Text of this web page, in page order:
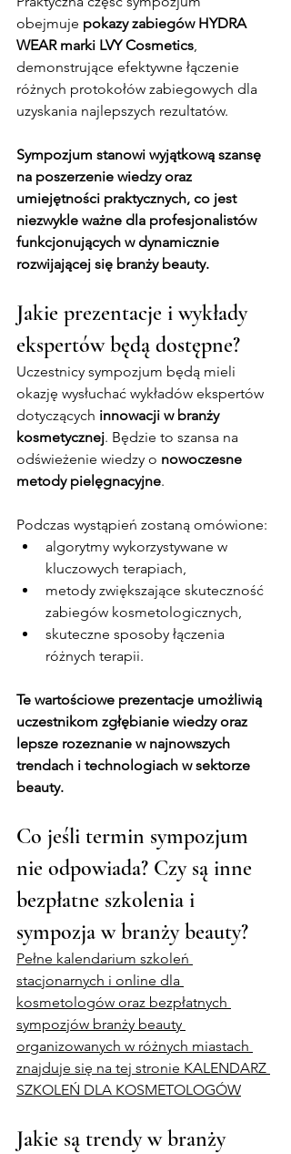
obejmuje pokazy zabiegów HYDRA
WEAR marki LVY Cosmetics,
demonstrujące efektywne łączenie
różnych protokołów zabiegowych dla
uzyskania najlepszych rezultatów.
Sympozjum stanowi wyjątkową szansę
na poszerzenie wiedzy oraz
umiejętności praktycznych, co jest
niezwykle ważne dla profesjonalistów
funkcjonujących w dynamicznie
rozwijającej się branży beauty.
Jakie prezentacje i wykłady
ekspertów będą dostępne?
Uczestnicy sympozjum będą mieli
okazję wysłuchać wykładów ekspertów
dotyczących innowacji w branży
kosmetycznej. Będzie to szansa na
odświeżenie wiedzy o nowoczesne
metody pielęgnacyjne.
Podczas wystąpień zostaną omówione:
algorytmy wykorzystywane w
kluczowych terapiach,
metody zwiększające skuteczność
zabiegów kosmetologicznych,
skuteczne sposoby łączenia
różnych terapii.
Te wartościowe prezentacje umożliwią
uczestnikom zgłębianie wiedzy oraz
lepsze rozeznanie w najnowszych
trendach i technologiach w sektorze
beauty.
Co jeśli termin sympozjum
nie odpowiada? Czy są inne
bezpłatne szkolenia i
sympozja w branży beauty?
Pełne kalendarium szkoleń
stacjonarnych i online dla
kosmetologów oraz bezpłatnych
sympozjów branży beauty
organizowanych w różnych miastach
znajduje się na tej stronie KALENDARZ
SZKOLEŃ DLA KOSMETOLOGÓW
Jakie są trendy w branży